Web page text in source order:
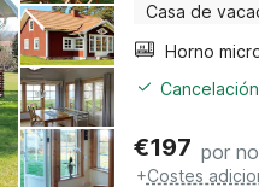
Casa de
Horno
€197 por
+Costes